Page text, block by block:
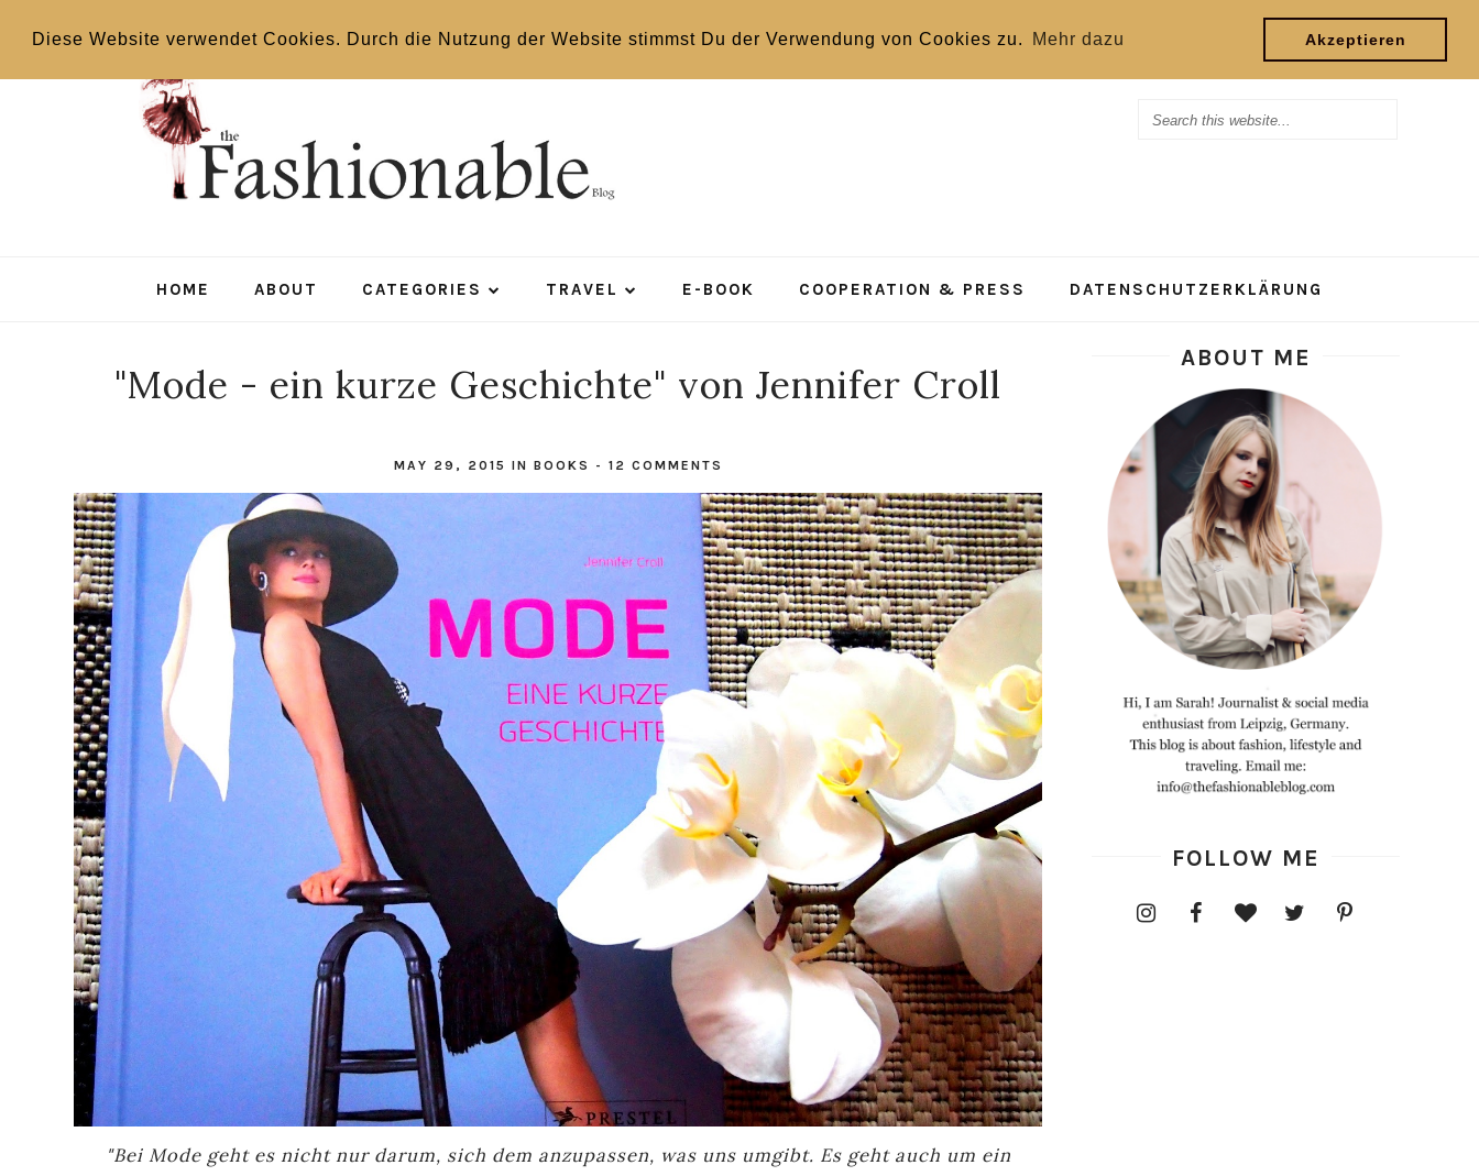
Diese Website verwendet Cookies. Durch die Nutzung der Website stimmst Du der Verwendung von Cookies zu. Mehr dazu Akzeptieren
HOME ABOUT CATEGORIES TRAVEL E-BOOK COOPERATION & PRESS DATENSCHUTZERKLÄRUNG
"Mode - ein kurze Geschichte" von Jennifer Croll
MAY 29, 2015 IN BOOKS - 12 COMMENTS
"Bei Mode geht es nicht nur darum, sich dem anzupassen, was uns umgibt. Es geht auch um ein
ABOUT ME
FOLLOW ME